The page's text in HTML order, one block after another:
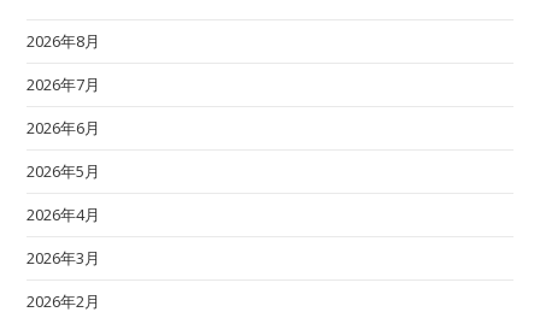
2026年8月
2026年7月
2026年6月
2026年5月
2026年4月
2026年3月
2026年2月